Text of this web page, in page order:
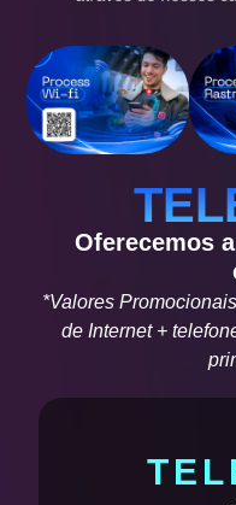
Oferecemos
*Valores
de Internet +